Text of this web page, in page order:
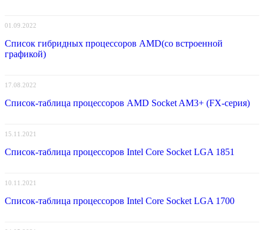
01.09.2022
Список гибридных процессоров AMD(со встроенной
графикой)
17.08.2022
Список-таблица процессоров AMD Socket AM3+ (FX-серия)
15.11.2021
Список-таблица процессоров Intel Core Socket LGA 1851
10.11.2021
Список-таблица процессоров Intel Core Socket LGA 1700